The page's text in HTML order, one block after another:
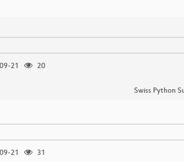
21
20
Swiss Python
21
31